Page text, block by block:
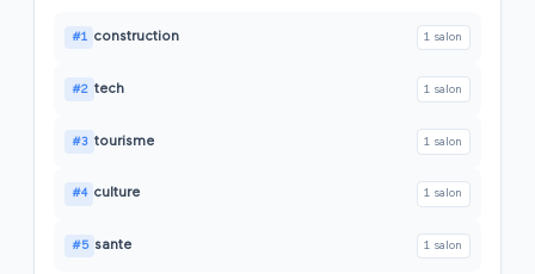
#1 construction 1 salon
#2 tech 1 salon
#3 tourisme 1 salon
#4 culture 1 salon
#5 sante 1 salon